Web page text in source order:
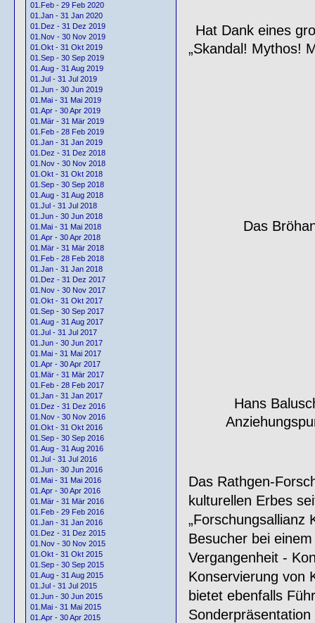
01.Feb - 29 Feb 2020
01.Jan - 31 Jan 2020
01.Dez - 31 Dez 2019
01.Nov - 30 Nov 2019
01.Okt - 31 Okt 2019
01.Sep - 30 Sep 2019
01.Aug - 31 Aug 2019
01.Jul - 31 Jul 2019
01.Jun - 30 Jun 2019
01.Mai - 31 Mai 2019
01.Apr - 30 Apr 2019
01.Mär - 31 Mär 2019
01.Feb - 28 Feb 2019
01.Jan - 31 Jan 2019
01.Dez - 31 Dez 2018
01.Nov - 30 Nov 2018
01.Okt - 31 Okt 2018
01.Sep - 30 Sep 2018
01.Aug - 31 Aug 2018
01.Jul - 31 Jul 2018
01.Jun - 30 Jun 2018
01.Mai - 31 Mai 2018
01.Apr - 30 Apr 2018
01.Mär - 31 Mär 2018
01.Feb - 28 Feb 2018
01.Jan - 31 Jan 2018
01.Dez - 31 Dez 2017
01.Nov - 30 Nov 2017
01.Okt - 31 Okt 2017
01.Sep - 30 Sep 2017
01.Aug - 31 Aug 2017
01.Jul - 31 Jul 2017
01.Jun - 30 Jun 2017
01.Mai - 31 Mai 2017
01.Apr - 30 Apr 2017
01.Mär - 31 Mär 2017
01.Feb - 28 Feb 2017
01.Jan - 31 Jan 2017
01.Dez - 31 Dez 2016
01.Nov - 30 Nov 2016
01.Okt - 31 Okt 2016
01.Sep - 30 Sep 2016
01.Aug - 31 Aug 2016
01.Jul - 31 Jul 2016
01.Jun - 30 Jun 2016
01.Mai - 31 Mai 2016
01.Apr - 30 Apr 2016
01.Mär - 31 Mär 2016
01.Feb - 29 Feb 2016
01.Jan - 31 Jan 2016
01.Dez - 31 Dez 2015
01.Nov - 30 Nov 2015
01.Okt - 31 Okt 2015
01.Sep - 30 Sep 2015
01.Aug - 31 Aug 2015
01.Jul - 31 Jul 2015
01.Jun - 30 Jun 2015
01.Mai - 31 Mai 2015
01.Apr - 30 Apr 2015
Hat Dank eines
„Skandal! Mythos!
Das
Hans
Das Rathgen-
kulturellen Erbes
„Forschungsallianz
Besucher bei
Vergangenheit -
Konservierung von
bietet ebenfalls